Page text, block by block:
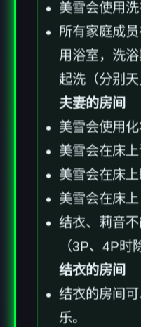
美雪会使用洗
所有家庭成
用浴室，洗
起洗（分别天
夫妻的房间
美雪会使用化
美雪会在床上
美雪会在床上
美雪会在床上
结衣、莉音
（3P、4P时
结衣的房间
结衣的房间
乐。